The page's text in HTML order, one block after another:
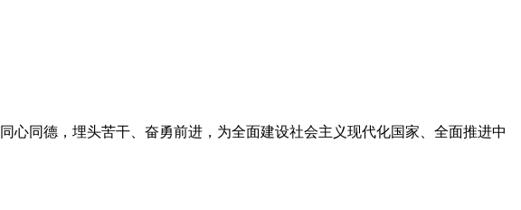
同德，埋头苦干、奋勇前进，为全面建设社会主义现代化国家、全面推进中